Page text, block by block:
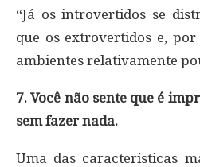
“Já os introvertidos se
que os extrovertidos e,
ambientes relativamente
7. Você não sente que é
sem fazer nada.
Uma das características